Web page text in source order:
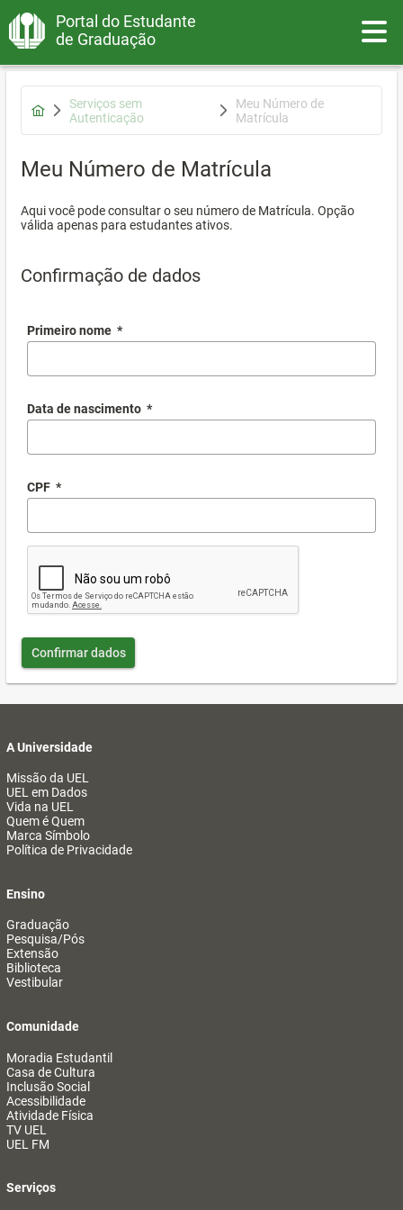
Portal do Estudante
de Graduação
Serviços sem
Autenticação
Meu Número de
Matrícula
Meu Número de Matrícula
Aqui você pode consultar o seu número de Matrícula. Opção
válida apenas para estudantes ativos.
Confirmação de dados
Primeiro nome *
Data de nascimento *
CPF *
Confirmar dados
A Universidade
Missão da UEL
UEL em Dados
Vida na UEL
Quem é Quem
Marca Símbolo
Política de Privacidade
Ensino
Graduação
Pesquisa/Pós
Extensão
Biblioteca
Vestibular
Comunidade
Moradia Estudantil
Casa de Cultura
Inclusão Social
Acessibilidade
Atividade Física
TV UEL
UEL FM
Serviços